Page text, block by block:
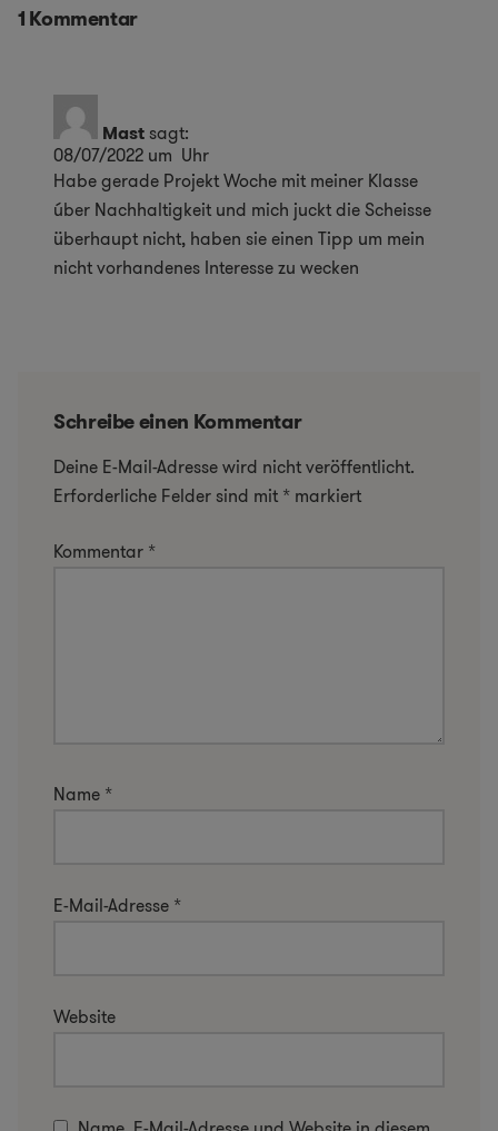
1 Kommentar
Mastsagt:
08/07/2022 um Uhr
Habe gerade Projekt Woche mit meiner Klasse
úber Nachhaltigkeit und mich juckt die Scheisse
überhaupt nicht, haben sie einen Tipp um mein
nicht vorhandenes Interesse zu wecken
Schreibe einen Kommentar
Deine E-Mail-Adresse wird nicht veröffentlicht.
Erforderliche Felder sind mit * markiert
Kommentar *
Name *
E-Mail-Adresse *
Website